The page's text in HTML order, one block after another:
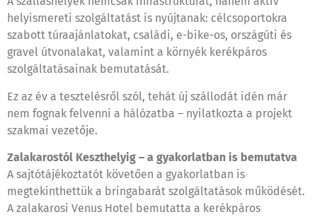
helyismereti szolgáltatást is nyújtanak: célcsoportokra
szabott túraajánlatokat, családi, e-bike-os, országúti és
gravel útvonalakat, valamint a környék kerékpáros
szolgáltatásainak bemutatását.
Ez az év a tesztelésről szól, tehát új szállodát idén már
nem fognak felvenni a hálózatba – nyilatkozta a projekt
szakmai vezetője.
Zalakarostól Keszthelyig – a gyakorlatban is bemutatva
A sajtótájékoztatót követően a gyakorlatban is
megtekinthettük a bringabarát szolgáltatások működését.
A zalakarosi Venus Hotel bemutatta a kerékpáros